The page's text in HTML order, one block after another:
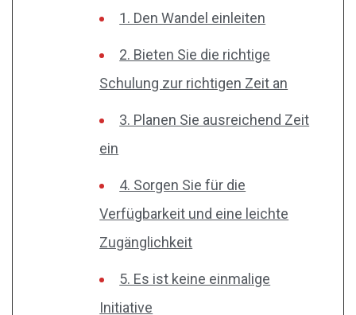
1. Den Wandel einleiten
2. Bieten Sie die richtige
Schulung zur richtigen Zeit an
3. Planen Sie ausreichend Zeit
ein
4. Sorgen Sie für die
Verfügbarkeit und eine leichte
Zugänglichkeit
5. Es ist keine einmalige
Initiative